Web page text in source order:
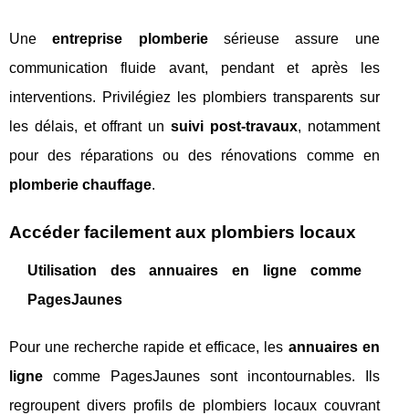
Uneentreprise plomberiesérieuse assure une
communication fluide avant, pendant et après les
interventions. Privilégiez les plombiers transparents sur
les délais, et offrant un suivi post-travaux, notamment
pour des réparations ou des rénovations comme en
plomberie chauffage.
Accéder facilement aux plombiers locaux
Utilisation des annuaires en ligne comme
PagesJaunes
Pour une recherche rapide et efficace, les annuaires en
ligne comme PagesJaunes sont incontournables. Ils
regroupent divers profils de plombiers locaux couvrant